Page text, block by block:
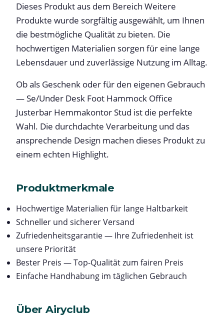
Dieses Produkt aus dem Bereich Weitere
Produkte wurde sorgfältig ausgewählt, um Ihnen
die bestmögliche Qualität zu bieten. Die
hochwertigen Materialien sorgen für eine lange
Lebensdauer und zuverlässige Nutzung im Alltag.
Ob als Geschenk oder für den eigenen Gebrauch
— Se/Under Desk Foot Hammock Office
Justerbar Hemmakontor Stud ist die perfekte
Wahl. Die durchdachte Verarbeitung und das
ansprechende Design machen dieses Produkt zu
einem echten Highlight.
Produktmerkmale
Hochwertige Materialien für lange Haltbarkeit
Schneller und sicherer Versand
Zufriedenheitsgarantie — Ihre Zufriedenheit ist
unsere Priorität
Bester Preis — Top-Qualität zum fairen Preis
Einfache Handhabung im täglichen Gebrauch
Über Airyclub